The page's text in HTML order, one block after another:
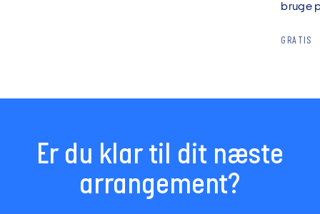
bruge
GRATIS
Er du klar til dit næste
arrangement?